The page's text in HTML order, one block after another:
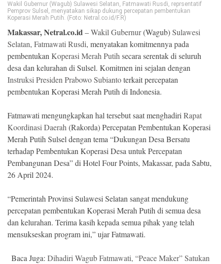
©
Copyright
2026
.
Reserved
Wakil Gubernur (Wagub) Sulawesi Selatan, Fatmawati Rusdi, reprsentatif
Pemprov Sulsel, menyatakan sikap dukung percepatan pembentukan
Koperasi Merah Putih. (Foto: Netral.co.id/F.R)
Makassar, Netral.co.id–Wakil Gubernur(Wagub)Sulawesi
Selatan, Fatmawati Rusdi, menyatakan komitmennya pada
pembentukanKoperasi Merah Putihsecara serentak di seluruh
desa dan kelurahan di Sulsel. Komitmen ini sejalan dengan
Instruksi Presiden Prabowo Subiantoterkait percepatan
pembentukan Koperasi Merah Putih di Indonesia.
Fatmawati mengungkapkan hal tersebut saat menghadiriRapat
Koordinasi Daerah(Rakorda) Percepatan Pembentukan Koperasi
Merah Putih Sulsel dengan tema “Dukungan Desa Bersatu
terhadap Pembentukan Koperasi Desa untuk Percepatan
Pembangunan Desa” di Hotel Four Points, Makassar, pada Sabtu,
26 April 2024.
“Pemerintah Provinsi Sulawesi Selatan sangat mendukung
percepatan pembentukan Koperasi Merah Putih di semua desa
dan kelurahan. Terima kasih kepada semua pihak yang telah
mensukseskan program ini,” ujar Fatmawati.
Baca Juga: Dihadiri Wagub Fatmawati, “Peace Maker” Satukan